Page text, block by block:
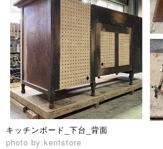
キッチンボード_下台_背面
photo by:kentstore